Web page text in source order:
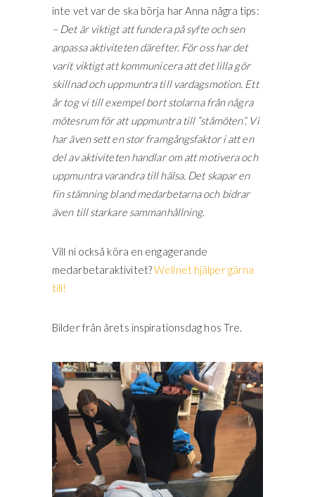
inte vet var de ska börja har Anna några tips:
– Det är viktigt att fundera på syfte och sen
anpassa aktiviteten därefter. För oss har det
varit viktigt att kommunicera att det lilla gör
skillnad och uppmuntra till vardagsmotion. Ett
år tog vi till exempel bort stolarna från några
mötesrum för att uppmuntra till ”ståmöten”. Vi
har även sett en stor framgångsfaktor i att en
del av aktiviteten handlar om att motivera och
uppmuntra varandra till hälsa. Det skapar en
fin stämning bland medarbetarna och bidrar
även till starkare sammanhållning.
Vill ni också köra en engagerande
medarbetaraktivitet?Wellnet hjälper gärna
till!
Bilder från årets inspirationsdag hos Tre.